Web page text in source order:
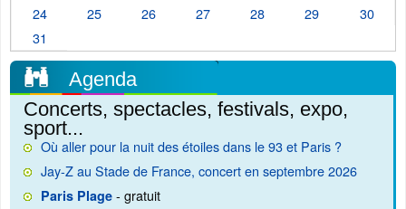
24
25 26 27 28 29
30
31
Agenda
Concerts, spectacles, festivals, expo,
sport...
Où aller pour la nuit des étoiles dans le 93 et Paris ?
Jay-Z au Stade de France, concert en septembre 2026
Paris Plage - gratuit